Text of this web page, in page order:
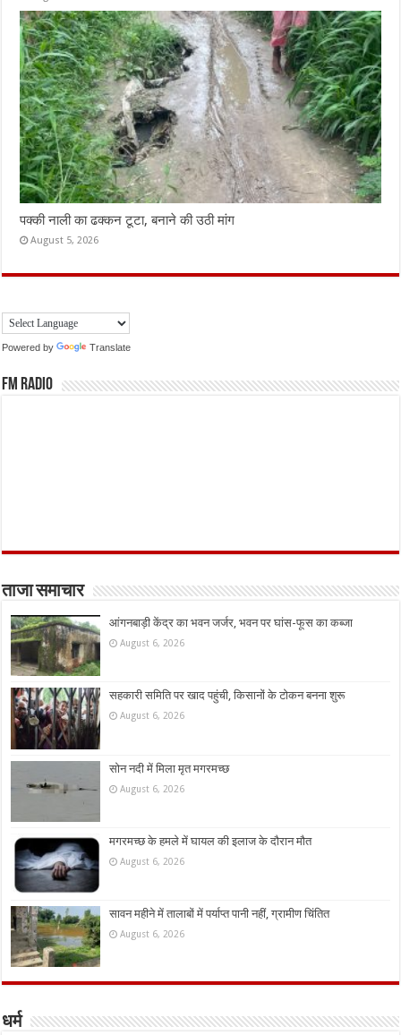
पक्की नाली का ढक्कन टूटा, बनाने की उठी मांग
August 5, 2026
Powered by Translate
FM Radio
ताजा समाचार
आंगनबाड़ी केंद्र का भवन जर्जर, भवन पर घांस-फूस का कब्जा
August 6, 2026
सहकारी समिति पर खाद पहुंची, किसानों के टोकन बनना शुरू
August 6, 2026
सोन नदी में मिला मृत मगरमच्छ
August 6, 2026
मगरमच्छ के हमले में घायल की इलाज के दौरान मौत
August 6, 2026
सावन महीने में तालाबों में पर्याप्त पानी नहीं, ग्रामीण चिंतित
August 6, 2026
धर्म